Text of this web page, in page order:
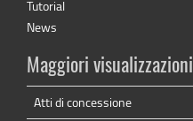
Tutorial
News
Maggiori visualizzazioni
Atti di concessione